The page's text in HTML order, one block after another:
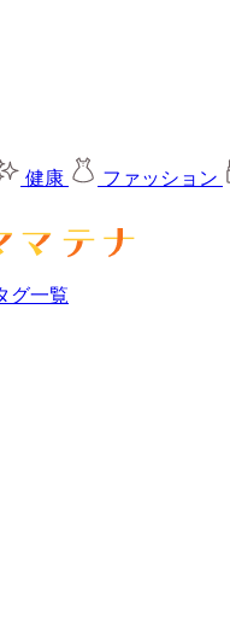
健康 ファッション
グ一覧